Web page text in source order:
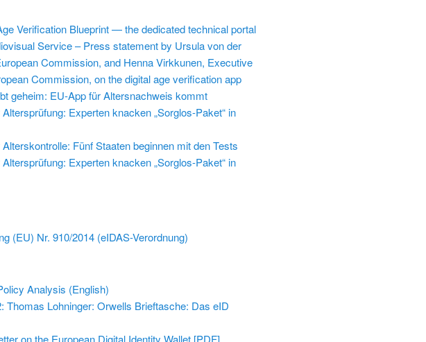
Verification Blueprint — the dedicated technical portal
Service – Press statement by Ursula von der
Commission, and Henna Virkkunen, Executive
Commission, on the digital age verification app
geheim: EU-App für Altersnachweis kommt
Experten knacken „Sorglos-Paket“ in
Fünf Staaten beginnen mit den Tests
Experten knacken „Sorglos-Paket“ in
(EU) Nr. 910/2014 (eIDAS-Verordnung)
Analysis (English)
Thomas Lohninger: Orwells Brieftasche: Das eID
on the European Digital Identity Wallet [PDF]